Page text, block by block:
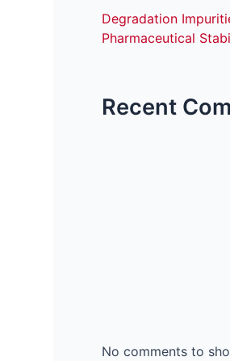
Degradation
Pharmaceutical
Recent
No comments to